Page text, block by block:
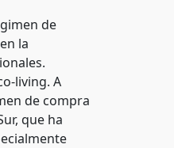
de
la
living. A
de compra
que ha